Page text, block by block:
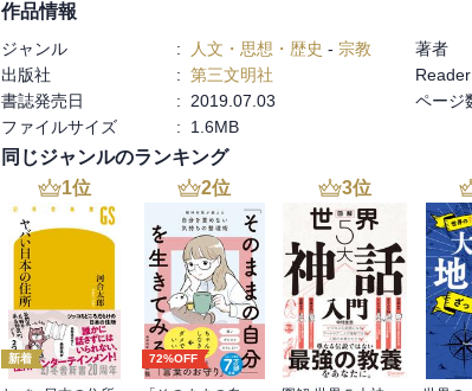
作品情報
ジャンル : 人文・思想・歴史 - 宗教 著者
出版社
: 第三文明社
書誌発売日
: 2019.07.03 ページ
ファイルサイズ
: 1.6MB
同じジャンルのランキング
1位
新着
2位
72%OFF
3位